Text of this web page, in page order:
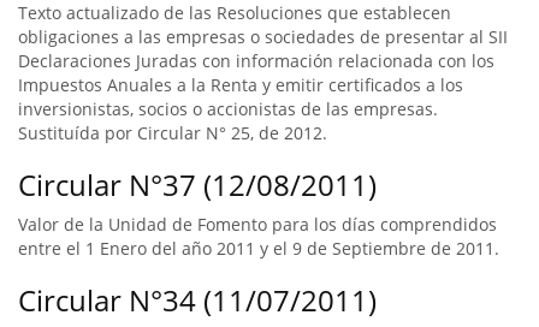
Texto actualizado de las Resoluciones que establecen
obligaciones a las empresas o sociedades de presentar al SII
Declaraciones Juradas con información relacionada con los
Impuestos Anuales a la Renta y emitir certificados a los
inversionistas, socios o accionistas de las empresas.
Sustituída por Circular N° 25, de 2012.
Circular N°37 (12/08/2011)
Valor de la Unidad de Fomento para los días comprendidos
entre el 1 Enero del año 2011 y el 9 de Septiembre de 2011.
Circular N°34 (11/07/2011)